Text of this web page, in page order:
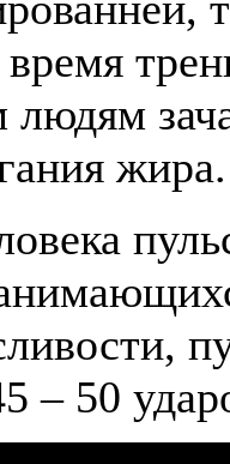
жира.
– 50